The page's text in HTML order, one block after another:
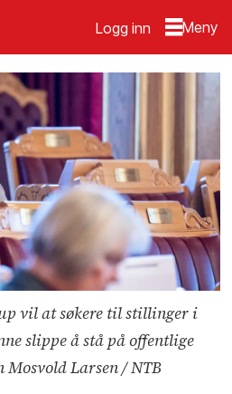
Logg inn
vil at søkere til stillinger i
slippe å stå på offentlige
Mosvold Larsen / NTB